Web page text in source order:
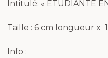
Intitulé: « ETUDIANTE
Taille : 6 cm longueur x
Info :